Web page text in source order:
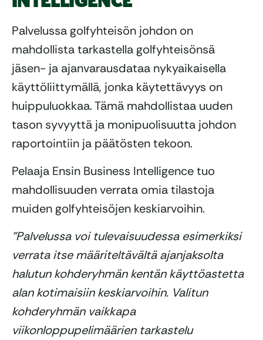
Palvelussa golfyhteisön johdon on
mahdollista tarkastella golfyhteisönsä
jäsen- ja ajanvarausdataa nykyaikaisella
käyttöliittymällä, jonka käytettävyys on
huippuluokkaa. Tämä mahdollistaa uuden
tason syvyyttä ja monipuolisuutta johdon
raportointiin ja päätösten tekoon.
Pelaaja Ensin Business Intelligence tuo
mahdollisuuden verrata omia tilastoja
muiden golfyhteisöjen keskiarvoihin.
”Palvelussa voi tulevaisuudessa esimerkiksi
verrata itse määriteltävältä ajanjaksolta
halutun kohderyhmän kentän käyttöastetta
alan kotimaisiin keskiarvoihin. Valitun
kohderyhmän vaikkapa
viikonloppupelimäärien tarkastelu